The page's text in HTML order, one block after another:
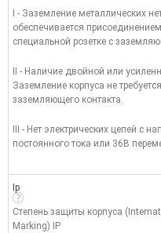
I - Заземление металлических
обеспечивается
специальной розетке с
II - Наличие двойной или
Заземление корпуса не
заземляющего контакта.
III - Нет электрических цепей с
постоянного тока или 36В
Ip
Степень защиты корпуса
Marking) IP